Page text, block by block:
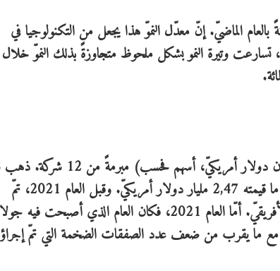
إذ ارتفع بنسبة 92 في المائة مقارنةً بالعام الماضيّ. إنّ معدّل النموّ هذا يجعل من التكنولوجيا في
أفريقيا واحدةً من أسرع المنظومات نمواً في العالم. وفي العام 2021، تسارعت وتيرة النمو بشكل ملحوظ متجاوزةً بذلك النموّ خلال
شهد
في المائة من إجماليّ تمويل الأسهم إلى هذه الصفقات الضخمة، أي ما قيمته 2,47 مليار دولار أمريكيّ. وقبل العام 2021، تمّ
تسجيل 8 صفقات ضخمة فحسب في كامل تاريخ منظومة التمويل الأفريقيّ. أمّا العام 2021، فكان العام الذي
أمريكي أمراً طبيعياً مع ما يقرب من ضعف عدد الصفقات الضخمة التي تمّ